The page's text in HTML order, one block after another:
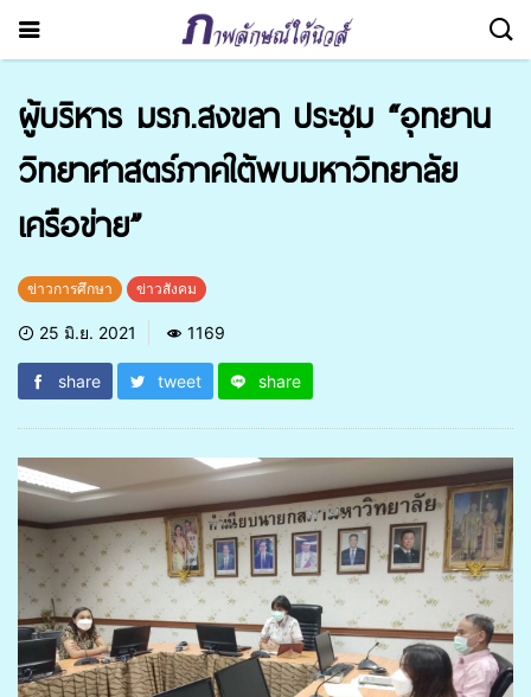
ผู้บริหาร มรภ.สงขลา ประชุม “อุทยาน
วิทยาศาสตร์ภาคใต้พบมหาวิทยาลัย
เครือข่าย”
ข่าวการศึกษา ข่าวสังคม
25 มิ.ย. 2021 1169
share tweet share